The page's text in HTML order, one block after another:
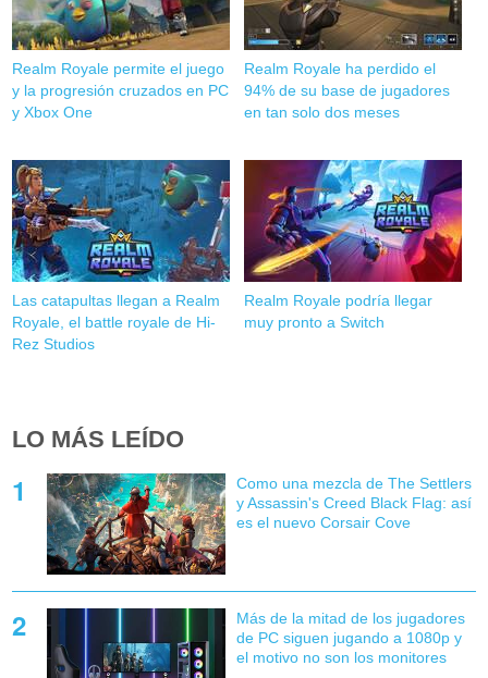
Realm Royale permite el juego
y la progresión cruzados en PC
y Xbox One
Realm Royale ha perdido el
94% de su base de jugadores
en tan solo dos meses
Las catapultas llegan a Realm
Royale, el battle royale de Hi-
Rez Studios
Realm Royale podría llegar
muy pronto a Switch
LO MÁS LEÍDO
Como una mezcla de The Settlers
y Assassin's Creed Black Flag: así
es el nuevo Corsair Cove
Más de la mitad de los jugadores
de PC siguen jugando a 1080p y
el motivo no son los monitores